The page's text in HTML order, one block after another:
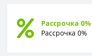
Рассрочка 0%
Рассрочка 0%